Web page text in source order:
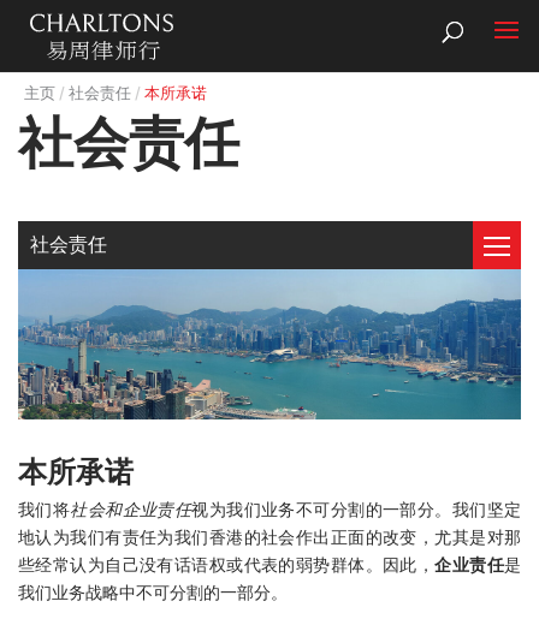
主页 社会责任 本所承诺
社会责任
社会责任
本所承诺
我们将社会和企业责任视为我们业务不可分割的一部分。我们坚定
地认为我们有责任为我们香港的社会作出正面的改变，尤其是对那
些经常认为自己没有话语权或代表的弱势群体。因此，企业责任是
我们业务战略中不可分割的一部分。